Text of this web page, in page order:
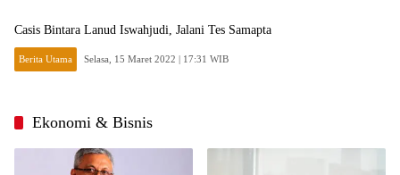
Casis Bintara Lanud Iswahjudi, Jalani Tes Samapta
Berita Utama Selasa, 15 Maret 2022 | 17:31 WIB
Ekonomi & Bisnis